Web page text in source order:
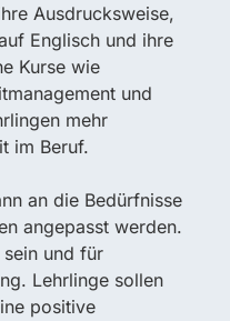
Ausdrucksweise,
Englisch und ihre
Kurse wie
und
mehr
im Beruf.
an die Bedürfnisse
angepasst werden.
und für
Lehrlinge sollen
positive